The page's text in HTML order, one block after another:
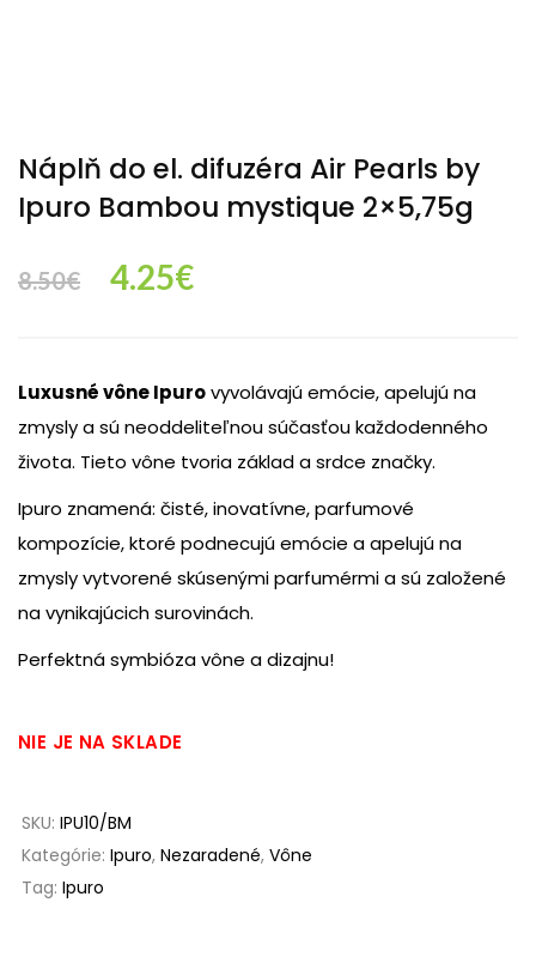
Náplň do el. difuzéra Air Pearls by
Ipuro Bambou mystique 2×5,75g
8.50€
Original
was:
8.50€.
4.25€Current
is:
4.25€.
Luxusné vône Ipurovyvolávajú emócie, apelujú na
zmysly a sú neoddeliteľnou súčasťou každodenného
života. Tieto vône tvoria základ a srdce značky.
Ipuro znamená: čisté, inovatívne, parfumové
kompozície, ktoré podnecujú emócie a apelujú na
zmysly vytvorené skúsenými parfumérmi a sú založené
na vynikajúcich surovinách.
Perfektná symbióza vône a dizajnu!
NIE JE NA SKLADE
SKU: IPU10/BM
Kategórie: Ipuro, Nezaradené, Vône
Tag: Ipuro